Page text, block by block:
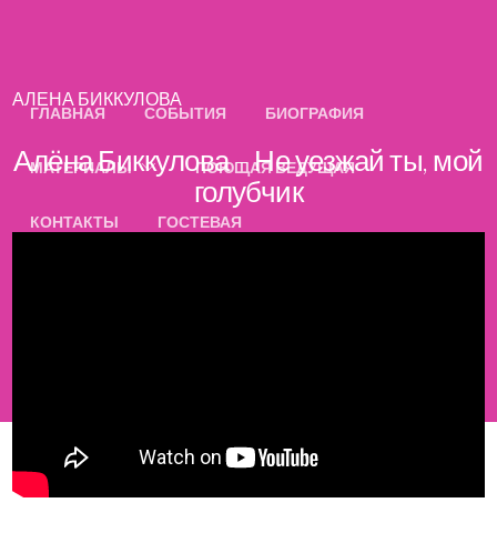
АЛЕНА БИККУЛОВА
ГЛАВНАЯ СОБЫТИЯ БИОГРАФИЯ
МАТЕРИАЛЫ ПОЮЩАЯ ВЕДУЩАЯ
КОНТАКТЫ ГОСТЕВАЯ
Алёна Биккулова – Не уезжай ты, мой
голубчик